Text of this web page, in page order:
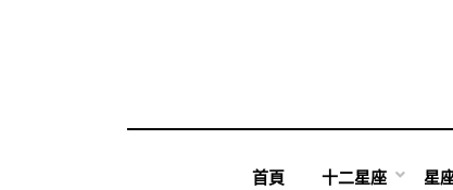
首頁 十二星座 星